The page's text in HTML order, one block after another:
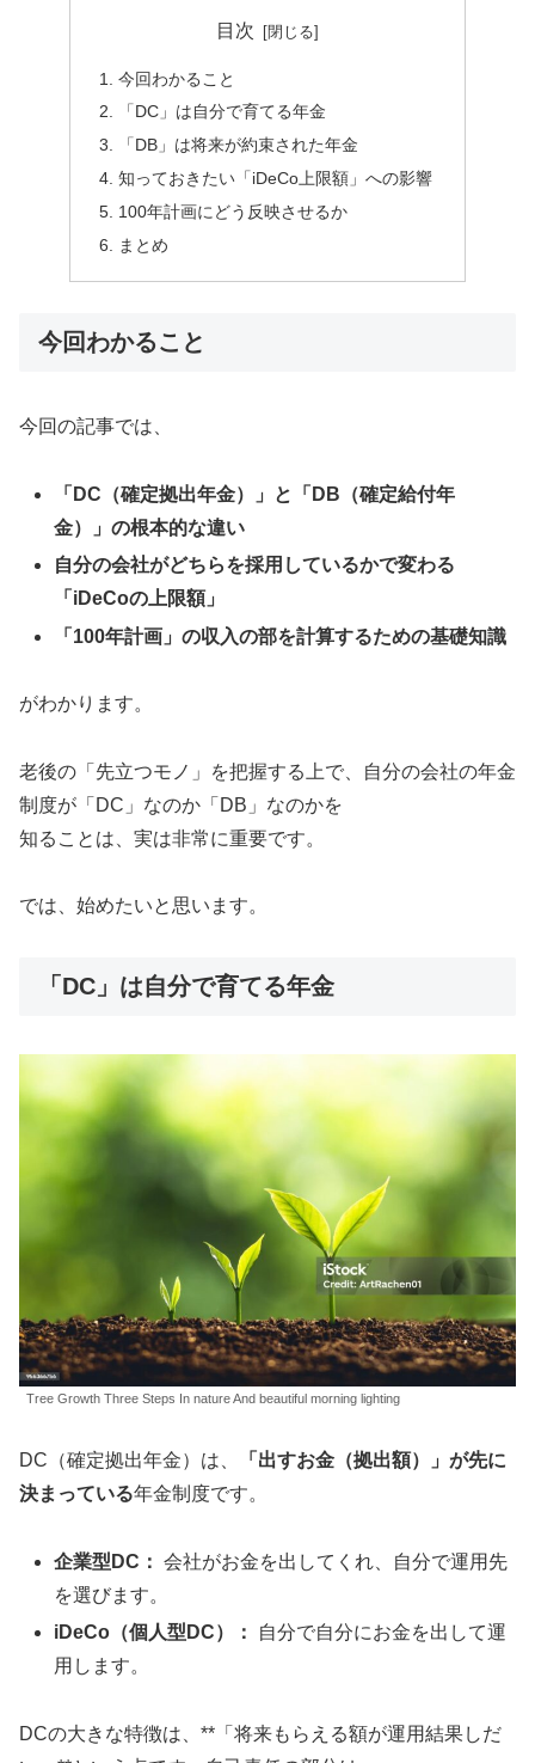
目次
今回わかること
「DC」は自分で育てる年金
「DB」は将来が約束された年金
知っておきたい「iDeCo上限額」への影響
100年計画にどう反映させるか
まとめ
今回わかること
今回の記事では、
「DC（確定拠出年金）」と「DB（確定給付年
金）」の根本的な違い
自分の会社がどちらを採用しているかで変わる
「iDeCoの上限額」
「100年計画」の収入の部を計算するための基礎知識
がわかります。
老後の「先立つモノ」を把握する上で、自分の会社の年金
制度が「DC」なのか「DB」なのかを
知ることは、実は非常に重要です。
では、始めたいと思います。
「DC」は自分で育てる年金
Tree Growth Three Steps In nature And beautiful morning lighting
DC（確定拠出年金）は、
「出すお金（拠出額）」が先に
決まっている年金制度です。
企業型DC： 会社がお金を出してくれ、自分で運用先
を選びます。
iDeCo（個人型DC）：
自分で自分にお金を出して運
用します。
DCの大きな特徴は、**「将来もらえる額が運用結果しだ